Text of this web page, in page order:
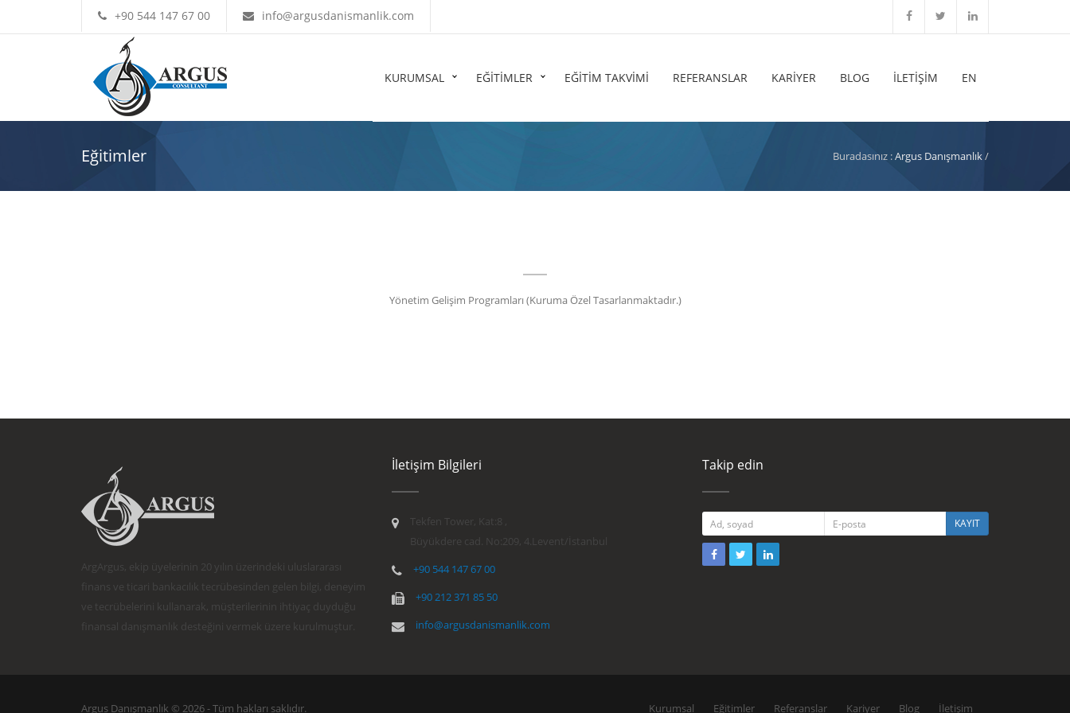
+90 544 147 67 00 info@argusdanismanlik.com
KURUMSAL EĞİTİMLER EĞİTİM TAKVİMİ REFERANSLAR KARİYER BLOG İLETİŞİM EN
Eğitimler Buradasınız :Argus Danışmanlık/
Yönetim Gelişim Programları (Kuruma Özel Tasarlanmaktadır.)
ArgArgus, ekip üyelerinin 20 yılın üzerindeki uluslararası
finans ve ticari bankacılık tecrübesinden gelen bilgi, deneyim
ve tecrübelerini kullanarak, müşterilerinin ihtiyaç duyduğu
finansal danışmanlık desteğini vermek üzere kurulmuştur.
İletişim Bilgileri
Tekfen Tower, Kat:8 ,
Büyükdere cad. No:209, 4.Levent/İstanbul
+90 544 147 67 00
+90 212 371 85 50
info@argusdanismanlik.com
Takip edin
KAYIT
Argus Danışmanlık © 2026 -Tüm hakları saklıdır. Kurumsal Eğitimler Referanslar Kariyer Blog İletişim